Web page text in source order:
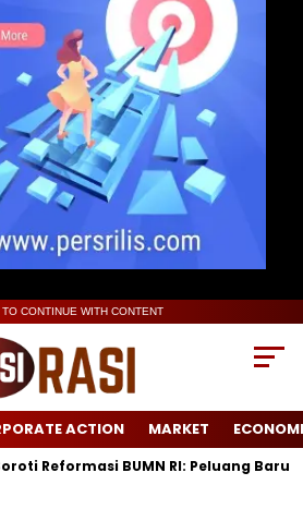
CONTINUE WITH CONTENT
ACTION MARKET
BUMN RI: Peluang Baru Pasca